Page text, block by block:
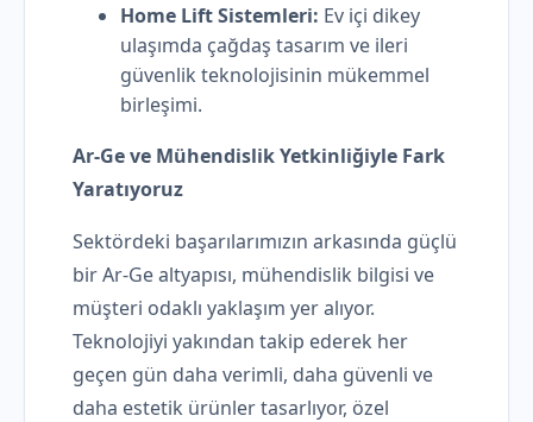
Home Lift Sistemleri: Ev içi dikey
ulaşımda çağdaş tasarım ve ileri
güvenlik teknolojisinin mükemmel
birleşimi.
Ar-Ge ve Mühendislik Yetkinliğiyle Fark
Yaratıyoruz
Sektördeki başarılarımızın arkasında güçlü
bir Ar-Ge altyapısı, mühendislik bilgisi ve
müşteri odaklı yaklaşım yer alıyor.
Teknolojiyi yakından takip ederek her
geçen gün daha verimli, daha güvenli ve
daha estetik ürünler tasarlıyor, özel